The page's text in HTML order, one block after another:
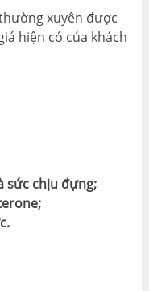
xuyên được
hiện có của khách
sức chịu đựng;